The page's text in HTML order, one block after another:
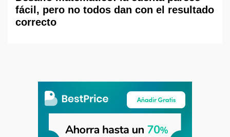
fácil, pero no todos dan con el resultado
correcto